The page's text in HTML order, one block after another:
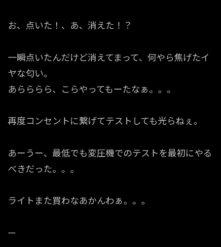
お、点いた！、あ、消えた！？
一瞬点いたんだけど消えてまって、何やら焦げたイ
ヤな匂い。
あらららら、こらやってもーたなぁ。。。
再度コンセントに繋げてテストしても光らねぇ。
あーうー、最低でも変圧機でのテストを最初にやる
べきだった。。。
ライトまた買わなあかんわぁ。。。
—